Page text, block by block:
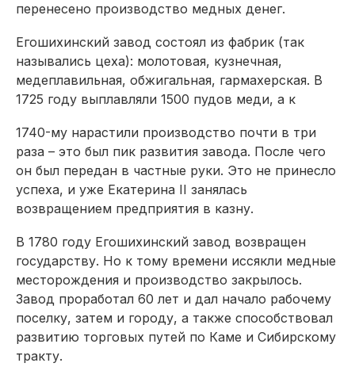
перенесено производство медных денег.
Егошихинский завод состоял из фабрик (так
назывались цеха): молотовая, кузнечная,
медеплавильная, обжигальная, гармахерская. В
1725 году выплавляли 1500 пудов меди, а к
1740-му нарастили производство почти в три
раза – это был пик развития завода. После чего
он был передан в частные руки. Это не принесло
успеха, и уже Екатерина II занялась
возвращением предприятия в казну.
В 1780 году Егошихинский завод возвращен
государству. Но к тому времени иссякли медные
месторождения и производство закрылось.
Завод проработал 60 лет и дал начало рабочему
поселку, затем и городу, а также способствовал
развитию торговых путей по Каме и Сибирскому
тракту.